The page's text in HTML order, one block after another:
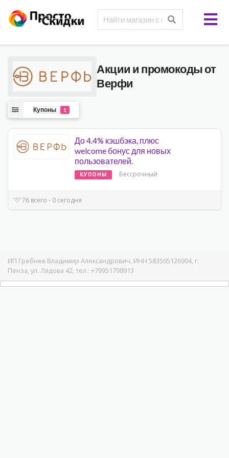
Акции и промокоды от
Верфи
Купоны 1
До 4.4% кэшбэка, плюс
welcome бонус для новых
пользователей.
КУПОНЫ Бессрочный
76 всего - 0 сегодня
ИП Гребнев Владимир Александрович, ИНН 583505126904, г.
Пенза, ул. Лядова 42, тел.: +79951798913